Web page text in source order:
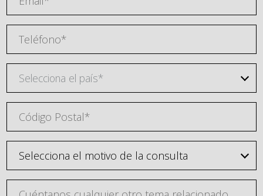
Selecciona el país*